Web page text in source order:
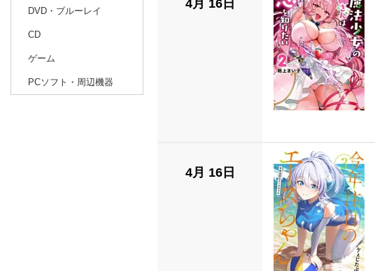
DVD・ブルーレイ
CD
ゲーム
PCソフト・周辺機器
4月 16日
4月 16日